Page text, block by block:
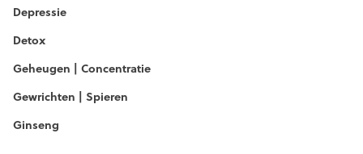
Depressie
Detox
Geheugen | Concentratie
Gewrichten | Spieren
Ginseng